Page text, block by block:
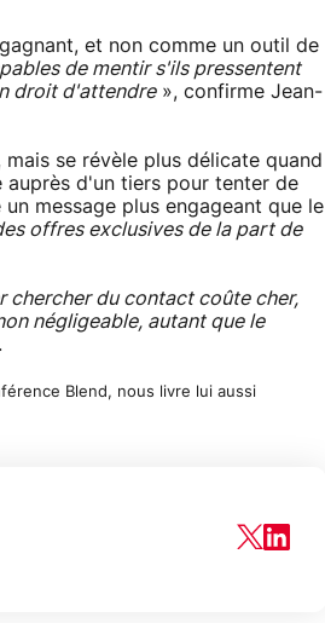
et non comme un outil de
de mentir s'ils pressentent
droit d'attendre», confirme Jean-
se révèle plus délicate quand
auprès d'un tiers pour tenter de
message plus engageant que le
offres exclusives de la part de
chercher du contact coûte cher,
négligeable, autant que le
Blend, nous livre lui aussi